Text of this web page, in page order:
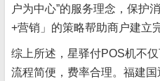
户为中心”的服务理念，保护
+营销」的策略帮助商户建立
综上所述，星驿付POS机不
流程简便，费率合理。福建